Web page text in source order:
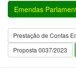
Emendas
Prestação de Contas
Proposta 0037/2023